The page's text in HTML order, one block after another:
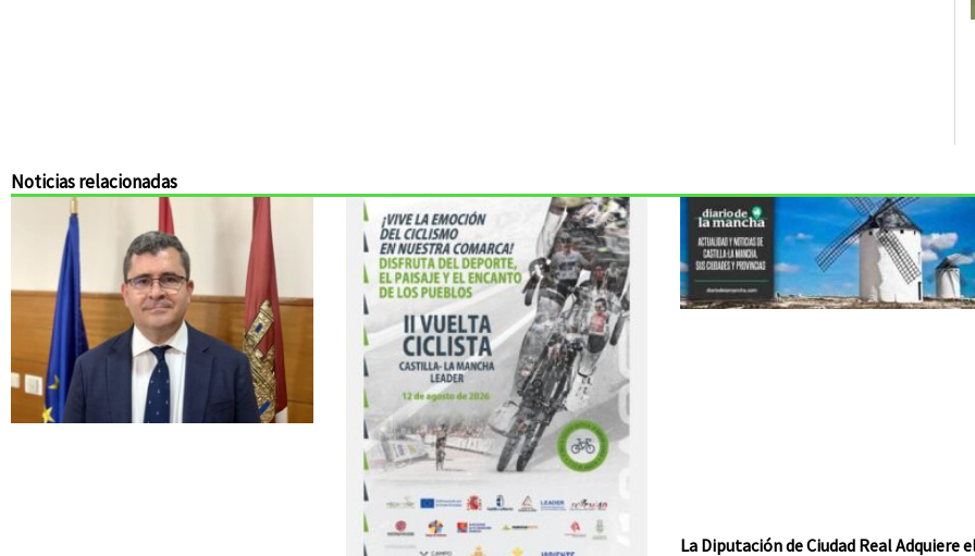
Noticias relacionadas
La Diputación de Ciudad Real Adquiere